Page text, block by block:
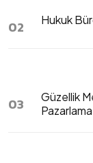
02 Hukuk
03
Güzellik